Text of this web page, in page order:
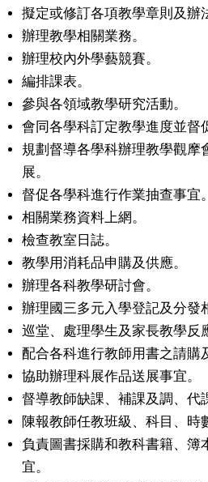
擬定或修訂各項教學章則及辦
辦理教學相關業務。
辦理校內外學藝競賽。
編排課表。
參與各領域教學研究活動。
會同各學科訂定教學進度並督
規劃督導各學科辦理教學觀摩
展。
督促各學科進行作業抽查事宜。
相關業務資料上網。
檢查教室日誌。
教學用消耗品申購及供應。
辦理各科教學研討會。
辦理國三多元入學登記及分發
巡堂、處理學生及家長教學反
配合各科進行教師用書之請購
協助辦理科展作品送展事宜。
督導教師缺課、補課及調、代
陳報教師任教班級、科目、時
負責圖書採購和教科書籍、簿
宜。